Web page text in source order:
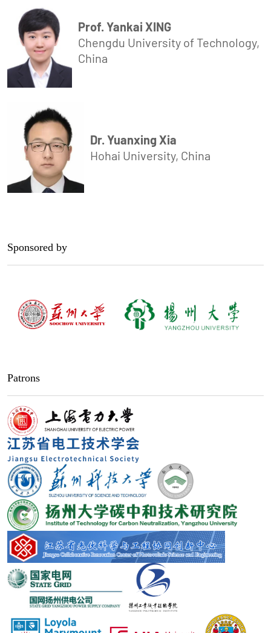
Prof. Yankai XING
Chengdu University of Technology,
China
Dr. Yuanxing Xia
Hohai University, China
Sponsored by
Patrons